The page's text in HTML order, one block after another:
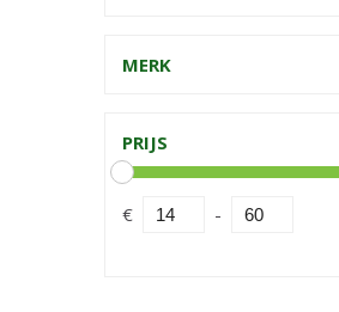
MERK
PRIJS
€ -